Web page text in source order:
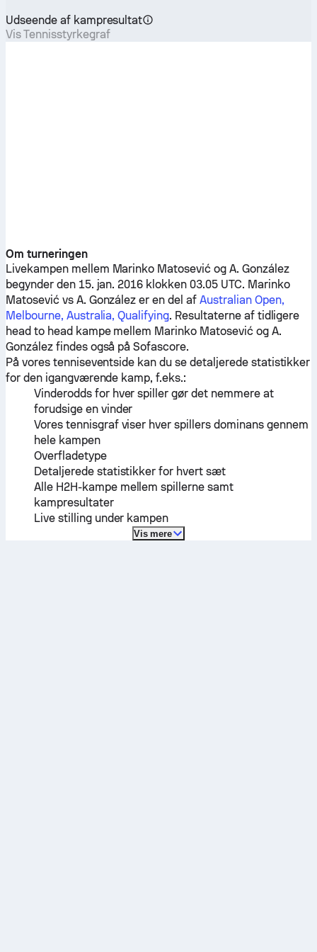
Udseende af kampresultat
Vis Tennisstyrkegraf
Om turneringen
Livekampen mellem Marinko Matosević og A. González
begynder den 15. jan. 2016 klokken 03.05 UTC. Marinko
Matosevićvs A. González er en del af Australian Open,
Melbourne, Australia, Qualifying. Resultaterne af tidligere
head to head kampe mellem Marinko Matosevićog A.
Gonzálezfindes også på Sofascore.
På vores tenniseventside kan du se detaljerede statistikker
for den igangværende kamp, f.eks.:
Vinderodds for hver spiller gør det nemmere at
forudsige en vinder
Vores tennisgraf viser hver spillers dominans gennem
hele kampen
Overfladetype
Detaljerede statistikker for hvert sæt
Alle H2H-kampe mellem spillerne samt
kampresultater
Live stilling under kampen
Vis mere